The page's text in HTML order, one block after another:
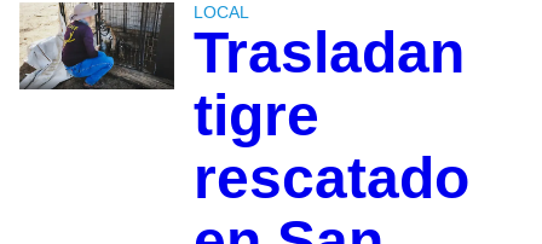
LOCAL
Trasladan
tigre
rescatado